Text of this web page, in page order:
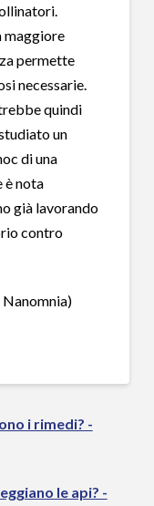
maggiore
permette
necessarie.
quindi
un
di una
è nota
già lavorando
contro
i rimedi? -
le api? -